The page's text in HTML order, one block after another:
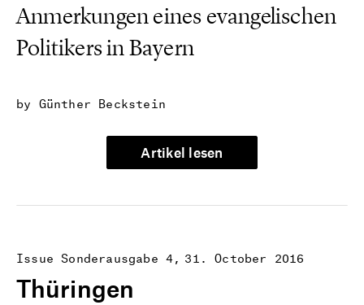
Anmerkungen eines evangelischen
Politikers in Bayern
by Günther Beckstein
Artikel lesen
31. October 2016
Issue Sonderausgabe 4
Thüringen